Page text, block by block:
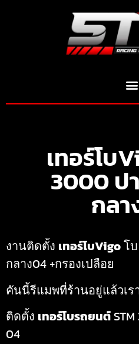
เทอร์โบ
3000 ป
กล
งานติดตั้ง เทอร์โบVigoโ
กลาง04 +กรองเปลือย
คันนี้รีแมพที่ร้านอยู่แล้วเ
ติดตั้ง เทอร์โบรถยนต์
04